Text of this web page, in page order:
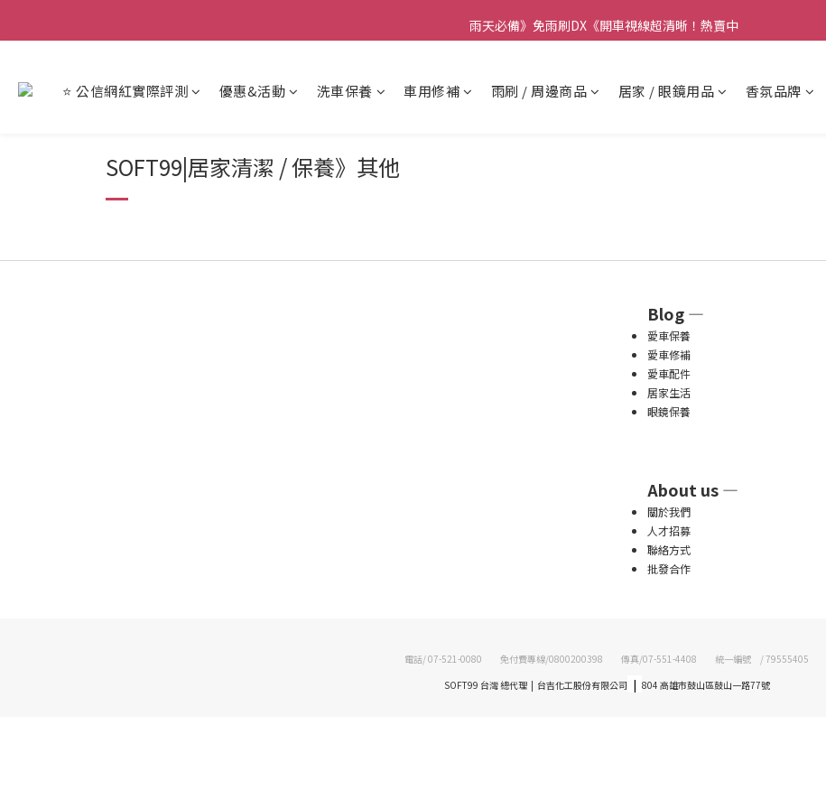
【重要】本公司不會在假日、非上班時段以電話連絡，若有疑慮請聯絡我們確認。
雨天必備》免雨刷DX《開車視線超清晰！熱賣中
⭐ 公信網紅實際評測 優惠&活動 洗車保養 車用修補 雨刷 / 周邊商品 居家 / 眼鏡用品 香氛品牌
SOFT99|居家清潔 / 保養》其他
Blog —
愛車保養
愛車修補
愛車配件
居家生活
眼鏡保養
About us —
關於我們
人才招募
聯絡方式
批發合作
電話/ 07-521-0080 免付費專線/0800200398 傳真/07-551-4408 統一編號 / 79555405
SOFT99 台灣 總代理 | 台吉化工股份有限公司 | 804 高雄市鼓山區鼓山一路77號